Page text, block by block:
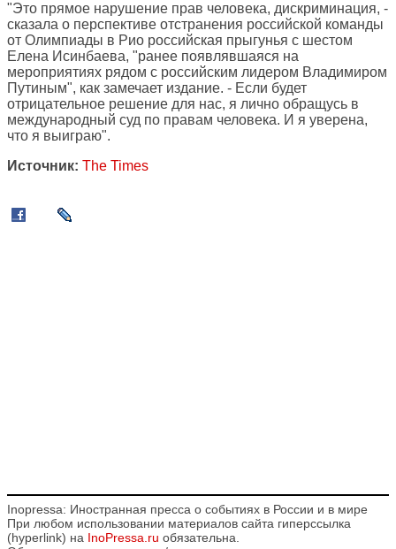
"Это прямое нарушение прав человека, дискриминация, -
сказала о перспективе отстранения российской команды
от Олимпиады в Рио российская прыгунья с шестом
Елена Исинбаева, "ранее появлявшаяся на
мероприятиях рядом с российским лидером Владимиром
Путиным", как замечает издание. - Если будет
отрицательное решение для нас, я лично обращусь в
международный суд по правам человека. И я уверена,
что я выиграю".
Источник: The Times
Inopressa: Иностранная пресса о событиях в России и в мире
При любом использовании материалов сайта гиперссылка
(hyperlink) на InoPressa.ru обязательна.